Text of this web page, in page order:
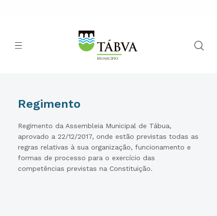
Regimento
Regimento da Assembleia Municipal de Tábua,
aprovado a 22/12/2017, onde estão previstas todas as
regras relativas à sua organização, funcionamento e
formas de processo para o exercício das
competências previstas na Constituição.